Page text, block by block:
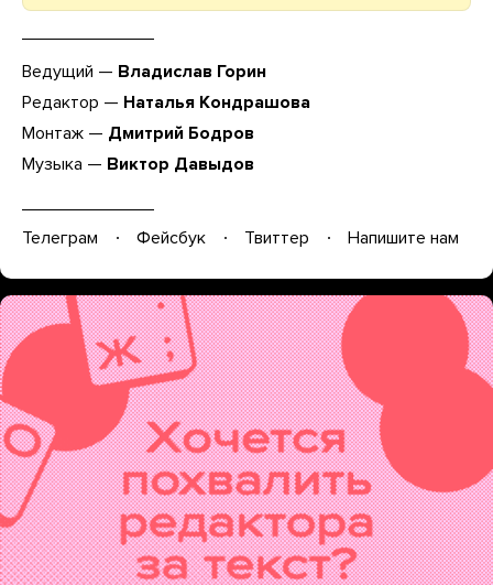
Ведущий — Владислав Горин
Редактор — Наталья Кондрашова
Монтаж — Дмитрий Бодров
Музыка — Виктор Давыдов
Телеграм Фейсбук Твиттер Напишите нам